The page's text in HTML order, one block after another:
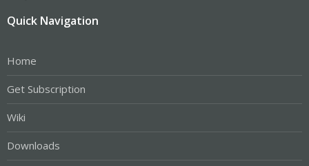
Quick Navigation
Home
Get Subscription
Wiki
Downloads